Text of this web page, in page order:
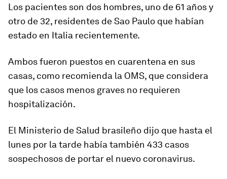
Los pacientes son dos hombres, uno de 61 años y
otro de 32, residentes de Sao Paulo que habían
estado en Italia recientemente.
Ambos fueron puestos en cuarentena en sus
casas, como recomienda la OMS, que considera
que los casos menos graves no requieren
hospitalización.
El Ministerio de Salud brasileño dijo que hasta el
lunes por la tarde había también 433 casos
sospechosos de portar el nuevo coronavirus.